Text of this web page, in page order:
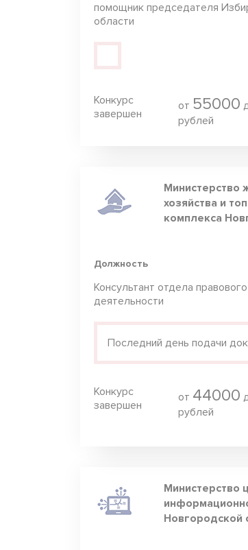
помощник председателя
области
Конкурс
завершен
от 55000
рублей
Министерство
хозяйства и
комплекса
Должность
Консультант отдела
деятельности
Последний день подачи
Конкурс
завершен
от 44000
рублей
Министерство
Новгородской